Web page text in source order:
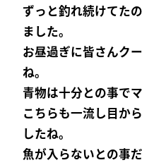
ずっと釣れ続けてた
ました。
お昼過ぎに皆さんク
ね。
青物は十分との事で
こちらも一流し目か
したね。
魚が入らないとの事